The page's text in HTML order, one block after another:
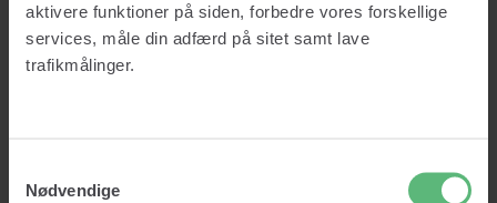
aktivere funktioner på siden, forbedre vores forskellige
services, måle din adfærd på sitet samt lave
trafikmålinger.
Nødvendige
Ubetalte regninger opstår sjældent tilfældigt. I langt de fleste
tilfælde kan problemerne spores tilbage til beslutninger, der
blev truffet længe...